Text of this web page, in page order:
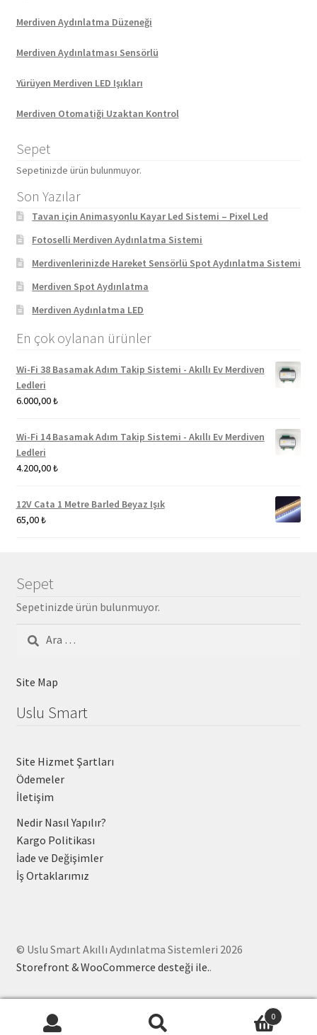
Merdiven Aydınlatma Düzeneği
Merdiven Aydınlatması Sensörlü
Yürüyen Merdiven LED Işıkları
Merdiven Otomatiği Uzaktan Kontrol
Sepet
Sepetinizde ürün bulunmuyor.
Son Yazılar
Tavan için Animasyonlu Kayar Led Sistemi – Pixel Led
Fotoselli Merdiven Aydınlatma Sistemi
Merdivenlerinizde Hareket Sensörlü Spot Aydınlatma Sistemi
Merdiven Spot Aydınlatma
Merdiven Aydınlatma LED
En çok oylanan ürünler
Wi-Fi 38 Basamak Adım Takip Sistemi - Akıllı Ev Merdiven
Ledleri
6.000,00₺
Wi-Fi 14 Basamak Adım Takip Sistemi - Akıllı Ev Merdiven
Ledleri
4.200,00₺
12V Cata 1 Metre Barled Beyaz Işık
65,00₺
Sepet
Sepetinizde ürün bulunmuyor.
Site Map
Uslu Smart
Site Hizmet Şartları
Ödemeler
İletişim
Nedir Nasıl Yapılır?
Kargo Politikası
İade ve Değişimler
İş Ortaklarımız
© Uslu Smart Akıllı Aydınlatma Sistemleri 2026
Storefront & WooCommerce desteği ile..
0